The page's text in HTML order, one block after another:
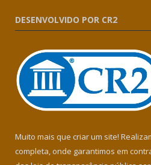
DESENVOLVIDO POR CR2
Muito mais que criar um site!
completa, onde garantimos em